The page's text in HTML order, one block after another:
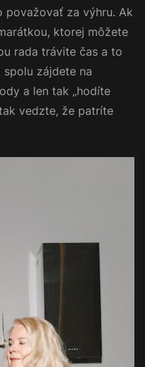
považovať za výhru. Ak
ktorej môžete
rada trávite čas a to
zájdete na
a len tak „hodíte
vedzte, že patríte